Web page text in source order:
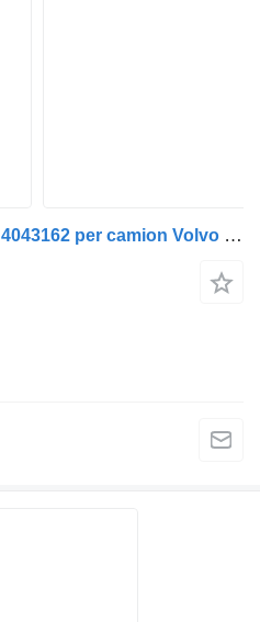
Turbocompressore Volvo 4043162 per camion Volvo FM12